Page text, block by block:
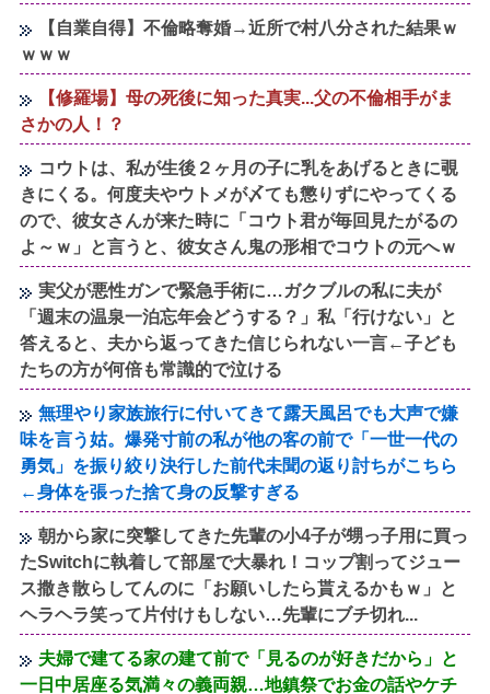
【自業自得】不倫略奪婚→近所で村八分された結果ｗ
ｗｗｗ
【修羅場】母の死後に知った真実...父の不倫相手がま
さかの人！？
コウトは、私が生後２ヶ月の子に乳をあげるときに覗
きにくる。何度夫やウトメが〆ても懲りずにやってくる
ので、彼女さんが来た時に「コウト君が毎回見たがるの
よ～ｗ」と言うと、彼女さん鬼の形相でコウトの元へｗ
実父が悪性ガンで緊急手術に…ガクブルの私に夫が
「週末の温泉一泊忘年会どうする？」私「行けない」と
答えると、夫から返ってきた信じられない一言←子ども
たちの方が何倍も常識的で泣ける
無理やり家族旅行に付いてきて露天風呂でも大声で嫌
味を言う姑。爆発寸前の私が他の客の前で「一世一代の
勇気」を振り絞り決行した前代未聞の返り討ちがこちら
←身体を張った捨て身の反撃すぎる
朝から家に突撃してきた先輩の小4子が甥っ子用に買っ
たSwitchに執着して部屋で大暴れ！コップ割ってジュー
ス撒き散らしてんのに「お願いしたら貰えるかもｗ」と
ヘラヘラ笑って片付けもしない…先輩にブチ切れ...
夫婦で建てる家の建て前で「見るのが好きだから」と
一日中居座る気満々の義両親…地鎮祭でお金の話やケチ